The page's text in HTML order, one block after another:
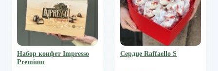
Набор конфет Impresso
Premium
Сердце Raffaello S